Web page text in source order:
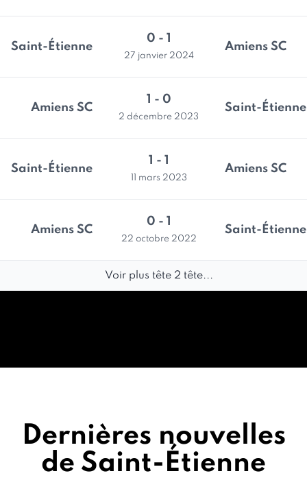
Saint-Étienne
0 - 1
27 janvier 2024
Amiens SC
Amiens SC
1 - 0
2 décembre 2023
Saint-Étienne
Saint-Étienne
1 - 1
11 mars 2023
Amiens SC
Amiens SC
0 - 1
22 octobre 2022
Saint-Étienne
Voir plus tête 2 tête...
Dernières nouvelles
de Saint-Étienne